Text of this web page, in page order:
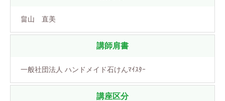
畠山 直美
講師肩書
一般社団法人 ハンドメイド石けんﾏｲｽﾀｰ
講座区分